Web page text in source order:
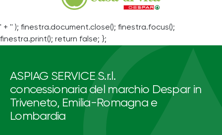
' + '' ); finestra.document.close(); finestra.focus();
finestra.print(); return false; };
ASPIAG SERVICE S.r.l.
concessionaria del marchio Despar in
Triveneto, Emilia-Romagna e
Lombardia